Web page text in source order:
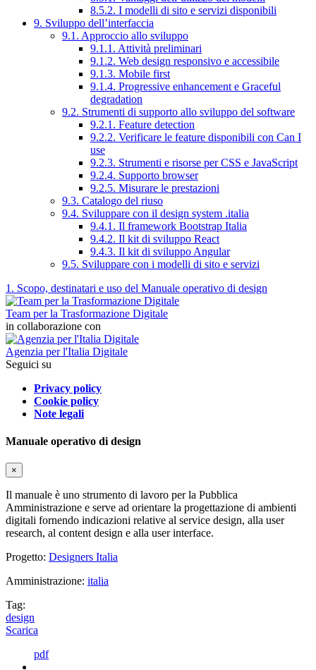
8.5.2. I modelli di sito e servizi disponibili
9. Sviluppo dell’interfaccia
9.1. Approccio allo sviluppo
9.1.1. Attività preliminari
9.1.2. Web design responsivo e accessibile
9.1.3. Mobile first
9.1.4. Progressive enhancement e Graceful
degradation
9.2. Strumenti di supporto allo sviluppo del software
9.2.1. Feature detection
9.2.2. Verificare le feature disponibili con Can I
use
9.2.3. Strumenti e risorse per CSS e JavaScript
9.2.4. Supporto browser
9.2.5. Misurare le prestazioni
9.3. Catalogo del riuso
9.4. Sviluppare con il design system .italia
9.4.1. Il framework Bootstrap Italia
9.4.2. Il kit di sviluppo React
9.4.3. Il kit di sviluppo Angular
9.5. Sviluppare con i modelli di sito e servizi
1. Scopo, destinatari e uso del Manuale operativo di design
Team per la Trasformazione Digitale
in collaborazione con
Agenzia per l'Italia Digitale
Seguici su
Privacy policy
Cookie policy
Note legali
Manuale operativo di design
×
Il manuale è uno strumento di lavoro per la Pubblica
Amministrazione e serve ad orientare la progettazione di ambienti
digitali fornendo indicazioni relative al service design, alla user
research, al content design e alla user interface.
Progetto: Designers Italia
Amministrazione: italia
Tag:
design
Scarica
pdf